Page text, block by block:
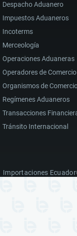
Despacho Aduanero
Impuestos Aduaneros
Incoterms
Merceología
Operaciones Aduaneras
Operadores de
Organismos de
Regímenes Aduaneros
Transacciones
Tránsito Internacional
Importaciones